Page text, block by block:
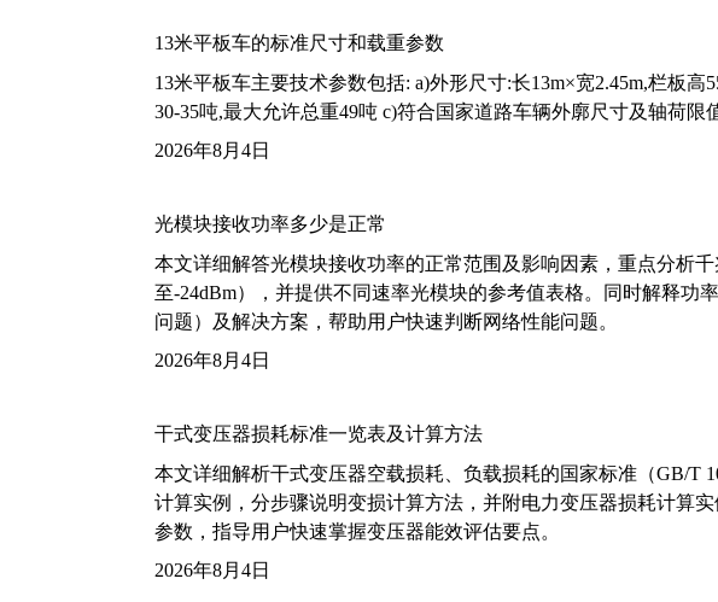
13米平板车的标准尺寸和载重参数
13米平板车主要技术参数包括: a)外形尺寸:长13m×宽2.45m,栏板高
30-35吨,最大允许总重49吨 c)符合国家道路车辆外廓尺寸及轴荷限
2026年8月4日
光模块接收功率多少是正常
本文详细解答光模块接收功率的正常范围及影响因素，重点分析
至-24dBm），并提供不同速率光模块的参考值表格。同时解释功
问题）及解决方案，帮助用户快速判断网络性能问题。
2026年8月4日
干式变压器损耗标准一览表及计算方法
本文详细解析干式变压器空载损耗、负载损耗的国家标准（GB/T
计算实例，分步骤说明变损计算方法，并附电力变压器损耗计算
参数，指导用户快速掌握变压器能效评估要点。
2026年8月4日